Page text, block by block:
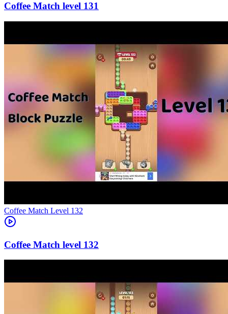
131
Level 132
132